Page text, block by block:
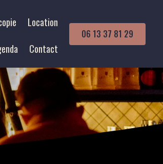
Location
Contact
06 13 37 81 29